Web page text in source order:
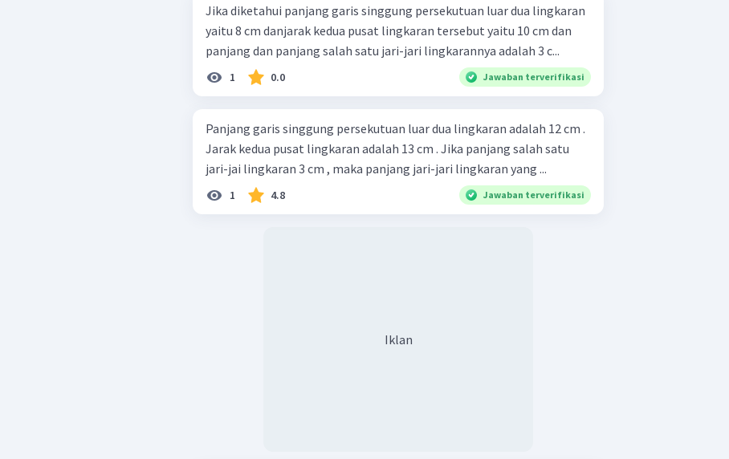
Jika diketahui panjang garis singgung persekutuan luar dua lingkaran
yaitu 8 cm danjarak kedua pusat lingkaran tersebut yaitu 10 cm dan
panjang dan panjang salah satu jari-jari lingkarannya adalah 3 c...
1 0.0 Jawaban terverifikasi
Panjang garis singgung persekutuan luar dua lingkaran adalah 12 cm .
Jarak kedua pusat lingkaran adalah 13 cm . Jika panjang salah satu
jari-jai lingkaran 3 cm , maka panjang jari-jari lingkaran yang ...
1 4.8 Jawaban terverifikasi
Iklan